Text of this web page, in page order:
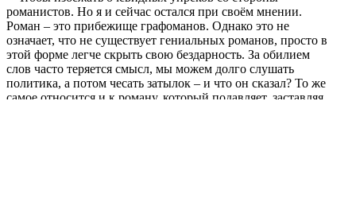
романистов. Но я и сейчас остался при своём мнении.
Роман – это прибежище графоманов. Однако это не
означает, что не существует гениальных романов, просто в
этой форме легче скрыть свою бездарность. За обилием
слов часто теряется смысл, мы можем долго слушать
политика, а потом чесать затылок – и что он сказал? То же
самое относится и к роману, который подавляет, заставляя